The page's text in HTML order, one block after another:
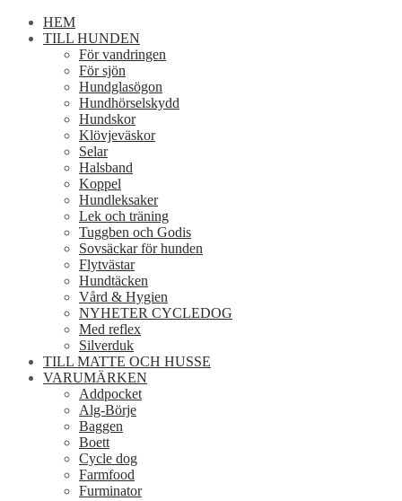
HEM
TILL HUNDEN
För vandringen
För sjön
Hundglasögon
Hundhörselskydd
Hundskor
Klövjeväskor
Selar
Halsband
Koppel
Hundleksaker
Lek och träning
Tuggben och Godis
Sovsäckar för hunden
Flytvästar
Hundtäcken
Vård & Hygien
NYHETER CYCLEDOG
Med reflex
Silverduk
TILL MATTE OCH HUSSE
VARUMÄRKEN
Addpocket
Alg-Börje
Baggen
Boett
Cycle dog
Farmfood
Furminator